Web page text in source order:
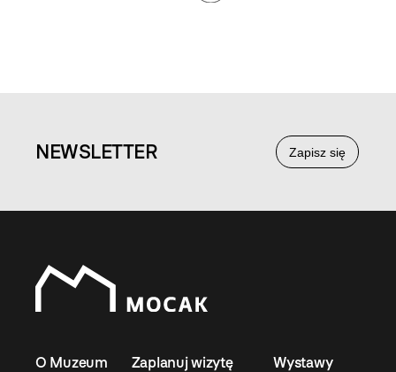
Zapisz się
NEWSLETTER
O Muzeum Zaplanuj wizytę Wystawy